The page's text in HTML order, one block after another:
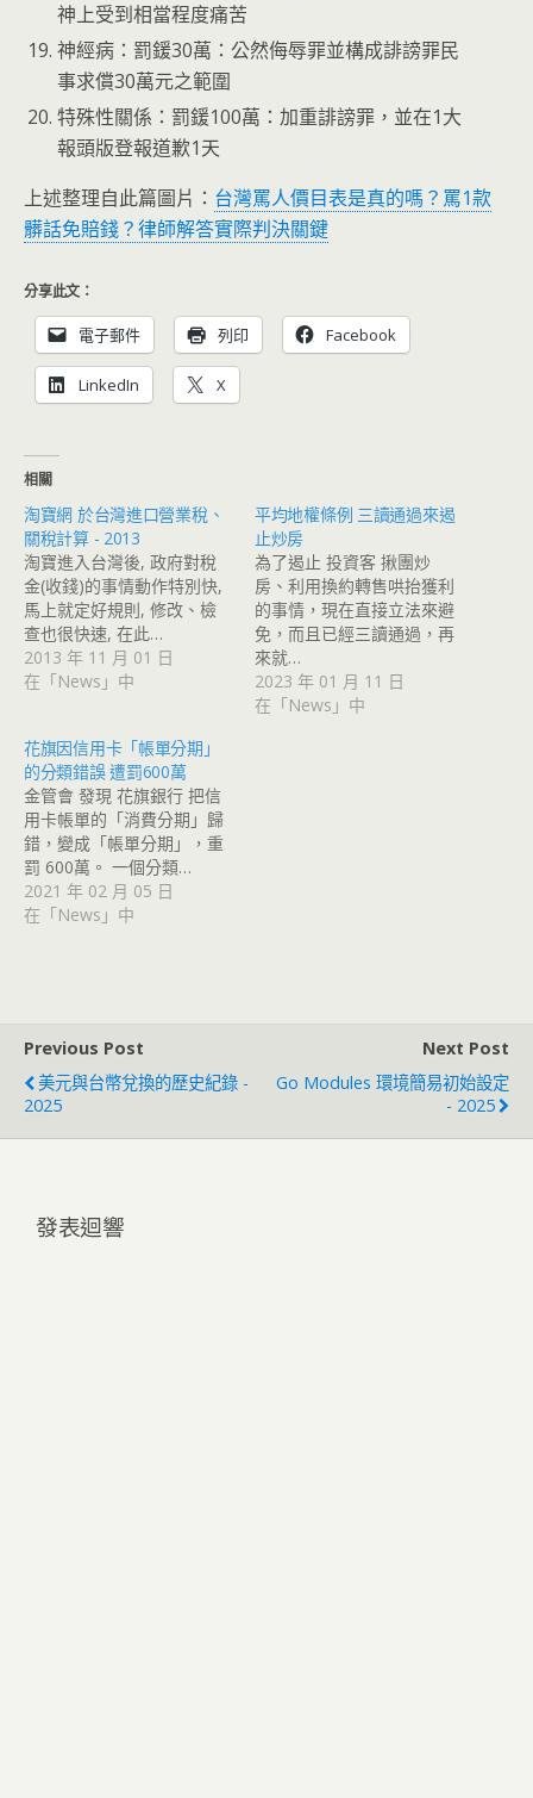
神上受到相當程度痛苦
神經病：罰鍰30萬：公然侮辱罪並構成誹謗罪民
事求償30萬元之範圍
特殊性關係：罰鍰100萬：加重誹謗罪，並在1大
報頭版登報道歉1天
上述整理自此篇圖片： 台灣罵人價目表是真的嗎？罵1款
髒話免賠錢？律師解答實際判決關鍵
分享此文：
電子郵件 列印 Facebook
LinkedIn X
相關
淘寶網 於台灣進口營業稅、
關稅計算 - 2013
淘寶進入台灣後, 政府對稅
金(收錢)的事情動作特別快,
馬上就定好規則, 修改、檢
查也很快速, 在此…
2013 年 11 月 01 日
在「News」中
平均地權條例 三讀通過來遏
止炒房
為了遏止 投資客 揪團炒
房、利用換約轉售哄抬獲利
的事情，現在直接立法來避
免，而且已經三讀通過，再
來就…
2023 年 01 月 11 日
在「News」中
花旗因信用卡「帳單分期」
的分類錯誤 遭罰600萬
金管會 發現 花旗銀行 把信
用卡帳單的「消費分期」歸
錯，變成「帳單分期」，重
罰 600萬。 一個分類…
2021 年 02 月 05 日
在「News」中
Previous Post
美元與台幣兌換的歷史紀錄 -
2025
Next Post
Go Modules 環境簡易初始設定
- 2025
發表迴響